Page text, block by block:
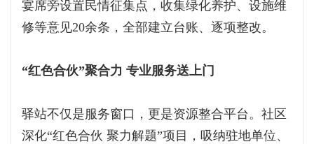
宴席旁设置民情征集点，收集绿化养护、设施维
修等意见20余条，全部建立台账、逐项整改。
“红色合伙”聚合力 专业服务送上门
驿站不仅是服务窗口，更是资源整合平台。社区
深化“红色合伙 聚力解题”项目，吸纳驻地单位、